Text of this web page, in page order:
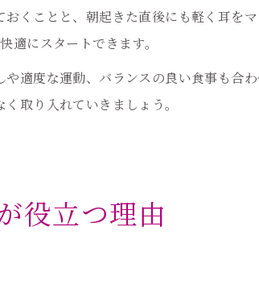
くことと、朝起きた直後にも軽く耳を
適にスタートできます。
適度な運動、バランスの良い食事も合
取り入れていきましょう。
役立つ理由